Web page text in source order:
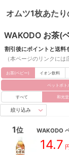
オムツ1枚あた
WAKODO お茶(
割引後にポイントと送料
（本ページのリンクには
お茶(ベビー) イオン飲料
ペットボト
すべて 和光堂
絞り込み
1位 WAKODO
14.7